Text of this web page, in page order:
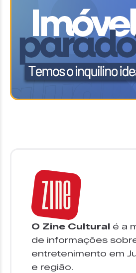
O Zine Cultural é a
de informações
entretenimento em
e região.